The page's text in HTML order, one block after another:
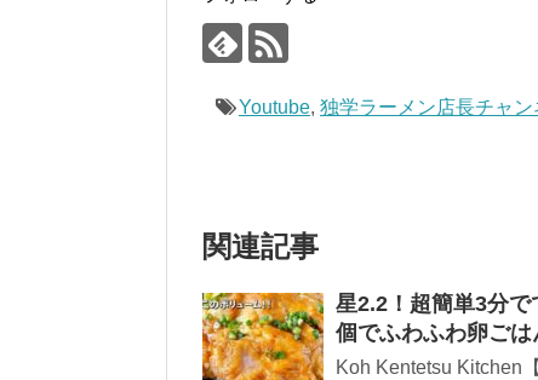
Youtube, 独学ラーメン店長チャン
関連記事
星2.2！超簡単3分
個でふわふわ卵ご
Koh Kentetsu Kitchen